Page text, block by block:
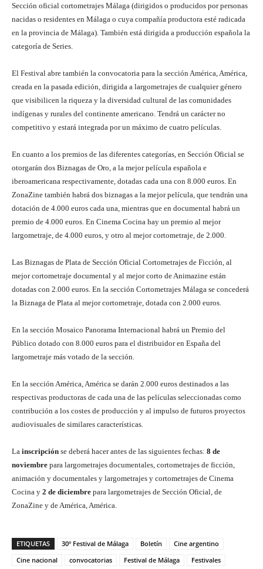
Sección oficial cortometrajes Málaga (dirigidos o producidos por personas
nacidas o residentes en Málaga o cuya compañía productora esté radicada
en la provincia de Málaga). También está dirigida a producción española la
categoría de Series.
El Festival abre también la convocatoria para la sección América, América,
creada en la pasada edición, dirigida a largometrajes de cualquier género
que visibilicen la riqueza y la diversidad cultural de las comunidades
indígenas y rurales del continente americano. Tendrá un carácter no
competitivo y estará integrada por un máximo de cuatro películas.
En cuanto a los premios de las diferentes categorías, en Sección Oficial se
otorgarán dos Biznagas de Oro, a la mejor película española e
iberoamericana respectivamente, dotadas cada una con 8.000 euros. En
ZonaZine también habrá dos biznagas a la mejor película, que tendrán una
dotación de 4.000 euros cada una, mientras que en documental habrá un
premio de 4.000 euros. En Cinema Cocina hay un premio al mejor
largometraje, de 4.000 euros, y otro al mejor cortometraje, de 2.000.
Las Biznagas de Plata de Sección Oficial Cortometrajes de Ficción, al
mejor cortometraje documental y al mejor corto de Animazine están
dotadas con 2.000 euros. En la sección Cortometrajes Málaga se concederá
la Biznaga de Plata al mejor cortometraje, dotada con 2.000 euros.
En la sección Mosaico Panorama Internacional habrá un Premio del
Público dotado con 8.000 euros para el distribuidor en España del
largometraje más votado de la sección.
En la sección América, América se darán 2.000 euros destinados a las
respectivas productoras de cada una de las películas seleccionadas como
contribución a los costes de producción y al impulso de futuros proyectos
audiovisuales de similares características.
La inscripción se deberá hacer antes de las siguientes fechas: 8 de
noviembre para largometrajes documentales, cortometrajes de ficción,
animación y documentales y largometrajes y cortometrajes de Cinema
Cocina y 2 de diciembre para largometrajes de Sección Oficial, de
ZonaZine y de América, América.
ETIQUETAS 30º Festival de Málaga Boletín
Cine argentino
Cine nacional
convocatorias Festival de Málaga
Festivales